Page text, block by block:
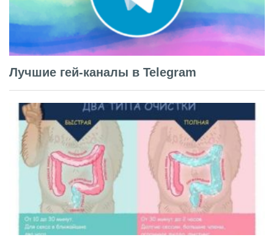
Лучшие гей-каналы в Telegram